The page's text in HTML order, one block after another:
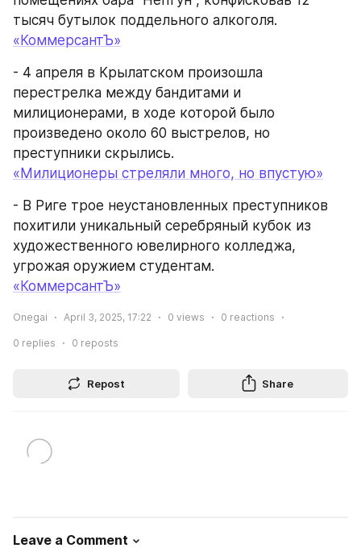
тысяч бутылок поддельного алкоголя.
«КоммерсантЪ»
- 4 апреля в Крылатском произошла
перестрелка между бандитами и
милиционерами, в ходе которой было
произведено около 60 выстрелов, но
преступники скрылись.
«Милиционеры стреляли много, но впустую»
- В Риге трое неустановленных преступников
похитили уникальный серебряный кубок из
художественного ювелирного колледжа,
угрожая оружием студентам.
«КоммерсантЪ»
Onegai April 3, 2025, 17:22 0 views 0 reactions
0 replies 0 reposts
Repost Share
Leave a Comment